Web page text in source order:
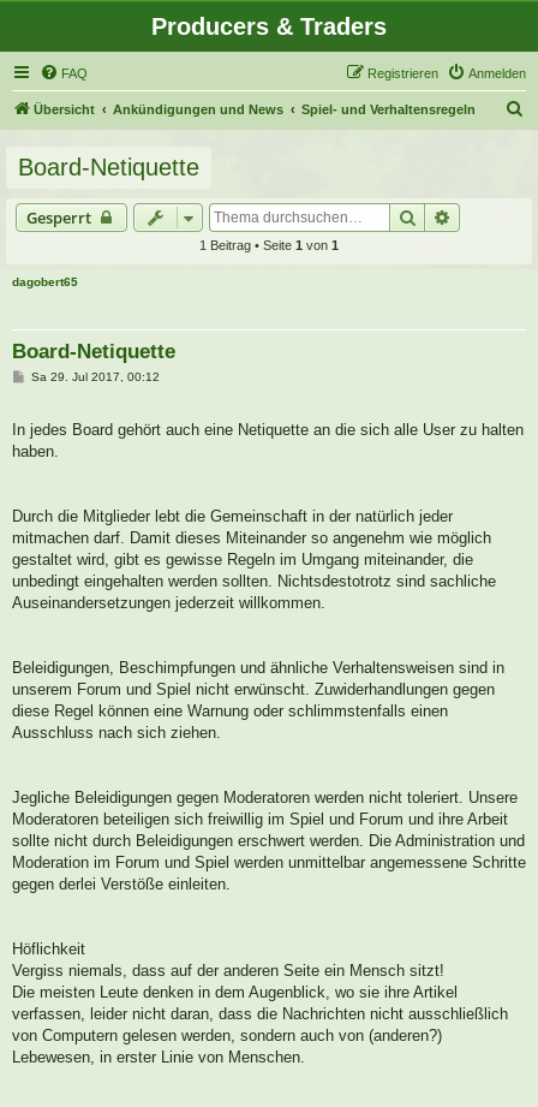
Producers & Traders
FAQ Anmelden
Registrieren
Übersicht Ankündigungen und News Spiel- und Verhaltensregeln
Board-Netiquette
Gesperrt Suche
1 Beitrag • Seite 1 von 1
dagobert65
Board-Netiquette
B
a
Sa 29. Jul 2017, 00:12
In jedes Board gehört auch eine Netiquette an die sich alle User zu halten
haben.
Durch die Mitglieder lebt die Gemeinschaft in der natürlich jeder
mitmachen darf. Damit dieses Miteinander so angenehm wie möglich
gestaltet wird, gibt es gewisse Regeln im Umgang miteinander, die
unbedingt eingehalten werden sollten. Nichtsdestotrotz sind sachliche
Auseinandersetzungen jederzeit willkommen.
Beleidigungen, Beschimpfungen und ähnliche Verhaltensweisen sind in
unserem Forum und Spiel nicht erwünscht. Zuwiderhandlungen gegen
diese Regel können eine Warnung oder schlimmstenfalls einen
Ausschluss nach sich ziehen.
Jegliche Beleidigungen gegen Moderatoren werden nicht toleriert. Unsere
Moderatoren beteiligen sich freiwillig im Spiel und Forum und ihre Arbeit
sollte nicht durch Beleidigungen erschwert werden. Die Administration und
Moderation im Forum und Spiel werden unmittelbar angemessene Schritte
gegen derlei Verstöße einleiten.
Höflichkeit
Vergiss niemals, dass auf der anderen Seite ein Mensch sitzt!
Die meisten Leute denken in dem Augenblick, wo sie ihre Artikel
verfassen, leider nicht daran, dass die Nachrichten nicht ausschließlich
von Computern gelesen werden, sondern auch von (anderen?)
Lebewesen, in erster Linie von Menschen.